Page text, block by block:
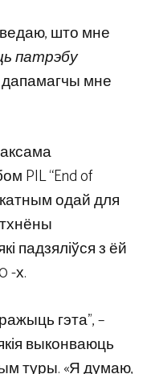
што мне
патрэбу
дапамагчы мне
PIL “End of
одай для
падзяліўся з ёй
-х.
гэта”, –
выконваюць
туры. «Я думаю,